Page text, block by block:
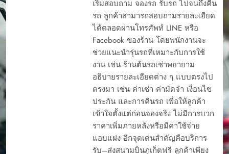
เริ่มสอบถาม จองรถ รับรถ ไปจนถึงคืน
รถ ลูกค้าสามารถสอบถามรายละเอียด
ได้ตลอดผ่านโทรศัพท์ LINE หรือ
Facebook ของร้าน โดยพนักงานจะ
ช่วยแนะนำรุ่นรถที่เหมาะกับการใช้
งาน เช่น ร้านต้นรถเช่าพยายาม
อธิบายรายละเอียดต่าง ๆ แบบตรงไป
ตรงมา เช่น ค่าเช่า ค่ามัดจำ เงื่อนไข
ประกัน และการคืนรถ เพื่อให้ลูกค้า
เข้าใจตั้งแต่ก่อนจองจริง ไม่มีการบวก
ราคาเพิ่มภายหลังหรือมีค่าใช้จ่าย
แอบแฝง อีกจุดเด่นสำคัญคือบริการ
รับ–ส่งสนามบินภูเก็ตฟรี ลูกค้าเพียง